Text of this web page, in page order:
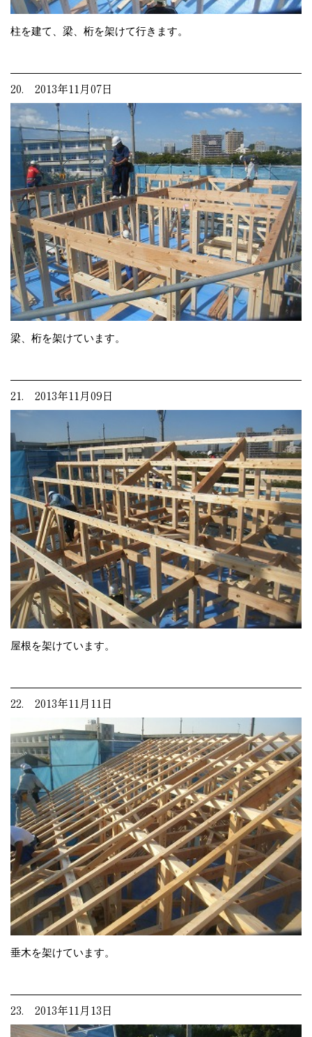
柱を建て、梁、桁を架けて行きます。
20. 2013年11月07日
梁、桁を架けています。
21. 2013年11月09日
屋根を架けています。
22. 2013年11月11日
垂木を架けています。
23. 2013年11月13日